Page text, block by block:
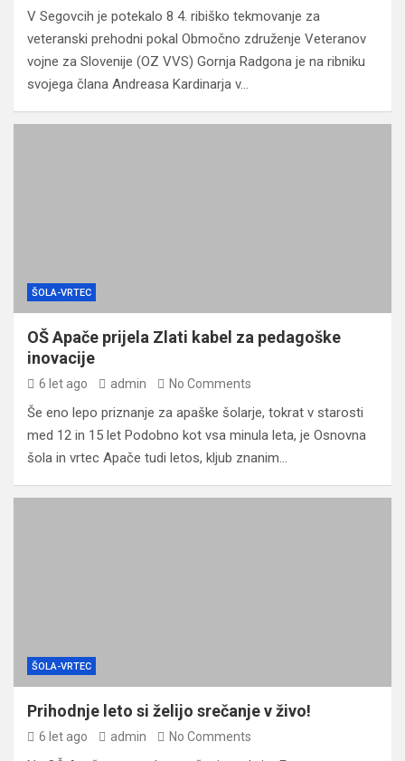
V Segovcih je potekalo 8 4. ribiško tekmovanje za
veteranski prehodni pokal Območno združenje Veteranov
vojne za Slovenije (OZ VVS) Gornja Radgona je na ribniku
svojega člana Andreasa Kardinarja v…
ŠOLA-VRTEC
OŠ Apače prijela Zlati kabel za pedagoške
inovacije
6 let ago admin No Comments
Še eno lepo priznanje za apaške šolarje, tokrat v starosti
med 12 in 15 let Podobno kot vsa minula leta, je Osnovna
šola in vrtec Apače tudi letos, kljub znanim…
ŠOLA-VRTEC
Prihodnje leto si želijo srečanje v živo!
6 let ago admin No Comments